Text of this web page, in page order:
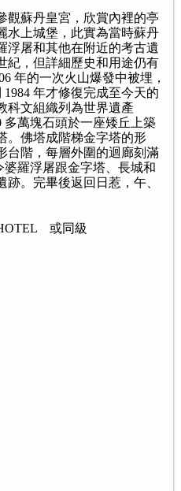
觀蘇丹皇宮，欣賞內裡的亭
水上城堡，此實為當時蘇丹
浮屠和其他在附近的考古遺
紀，但詳細歷史和用途仍有
年的一次火山爆發中被埋，
年才修復完成至今天的
科文組織列為世界遺產
多萬塊石頭於一座矮丘上築
。佛塔成階梯金字塔的形
台階，每層外圍的迴廊刻滿
羅浮屠跟金字塔、長城和
。完畢後返回日惹，午、
或同級